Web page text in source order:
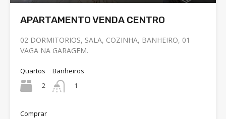
APARTAMENTO VENDA CENTRO
02 DORMITORIOS, SALA, COZINHA, BANHEIRO, 01
VAGA NA GARAGEM.
Quartos
2
Banheiros
1
Comprar